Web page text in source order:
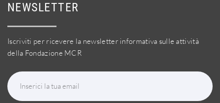
NEWSLETTER
Iscriviti per ricevere la newsletter informativa sulle attività
della Fondazione MCR
Inserici la tua email